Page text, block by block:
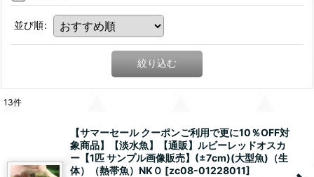
並び順:
絞り込む
13件
【サマーセール クーポンご利用で更に10％OFF対
象商品】【淡水魚】【通販】ルビーレッドオスカ
ー【1匹 サンプル画像販売】(±7cm)(大型魚)（生
体）（熱帯魚）NKＯ [zc08-01228011]